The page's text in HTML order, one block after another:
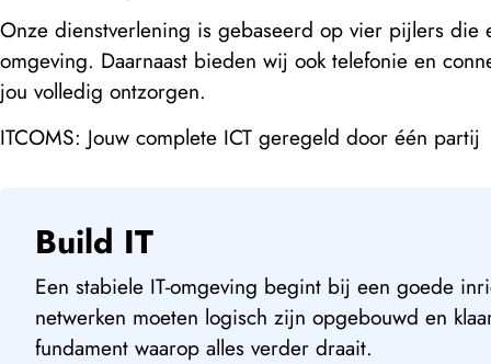
Onze dienstverlening is gebaseerd op vier pijlers die
omgeving. Daarnaast bieden wij ook telefonie en
jou volledig ontzorgen.
ITCOMS: Jouw complete ICT geregeld door één partij
Build IT
Een stabiele IT-omgeving begint bij een goede
netwerken moeten logisch zijn opgebouwd en
fundament waarop alles verder draait.